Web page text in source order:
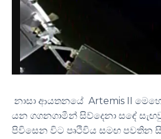
නාසා ආයතනයේ Artemis II
යන ගගනගාමීන් සිව්දෙනා සඳේ
පිවිසෙන විට පෘථිවිය සමඟ පවතින